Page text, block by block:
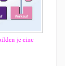
je eine